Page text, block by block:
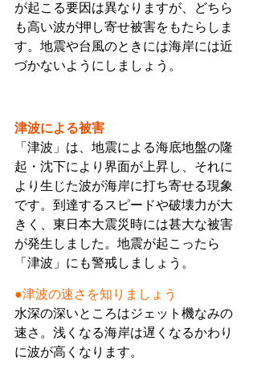
が起こる要因は異なりますが、どちら
も高い波が押し寄せ被害をもたらしま
す。地震や台風のときには海岸には近
づかないようにしましょう。
津波による被害
「津波」は、地震による海底地盤の隆
起・沈下により界面が上昇し、それに
より生じた波が海岸に打ち寄せる現象
です。到達するスピードや破壊力が大
きく、東日本大震災時には甚大な被害
が発生しました。地震が起こったら
「津波」にも警戒しましょう。
●津波の速さを知りましょう
水深の深いところはジェット機なみの
速さ。浅くなる海岸は遅くなるかわり
に波が高くなります。